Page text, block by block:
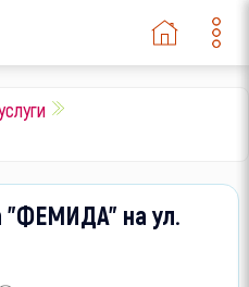
"ФЕМИДА" на ул.